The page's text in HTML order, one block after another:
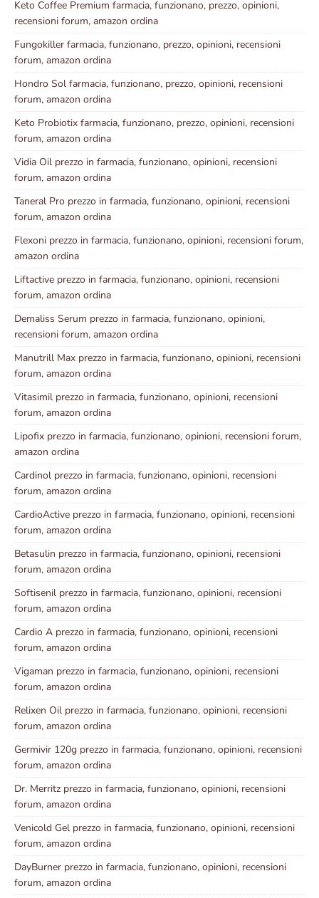
Keto Coffee Premium farmacia, funzionano, prezzo, opinioni,
recensioni forum, amazon ordina
Fungokiller farmacia, funzionano, prezzo, opinioni, recensioni
forum, amazon ordina
Hondro Sol farmacia, funzionano, prezzo, opinioni, recensioni
forum, amazon ordina
Keto Probiotix farmacia, funzionano, prezzo, opinioni, recensioni
forum, amazon ordina
Vidia Oil prezzo in farmacia, funzionano, opinioni, recensioni
forum, amazon ordina
Taneral Pro prezzo in farmacia, funzionano, opinioni, recensioni
forum, amazon ordina
Flexoni prezzo in farmacia, funzionano, opinioni, recensioni forum,
amazon ordina
Liftactive prezzo in farmacia, funzionano, opinioni, recensioni
forum, amazon ordina
Demaliss Serum prezzo in farmacia, funzionano, opinioni,
recensioni forum, amazon ordina
Manutrill Max prezzo in farmacia, funzionano, opinioni, recensioni
forum, amazon ordina
Vitasimil prezzo in farmacia, funzionano, opinioni, recensioni
forum, amazon ordina
Lipofix prezzo in farmacia, funzionano, opinioni, recensioni forum,
amazon ordina
Cardinol prezzo in farmacia, funzionano, opinioni, recensioni
forum, amazon ordina
CardioActive prezzo in farmacia, funzionano, opinioni, recensioni
forum, amazon ordina
Betasulin prezzo in farmacia, funzionano, opinioni, recensioni
forum, amazon ordina
Softisenil prezzo in farmacia, funzionano, opinioni, recensioni
forum, amazon ordina
Cardio A prezzo in farmacia, funzionano, opinioni, recensioni
forum, amazon ordina
Vigaman prezzo in farmacia, funzionano, opinioni, recensioni
forum, amazon ordina
Relixen Oil prezzo in farmacia, funzionano, opinioni, recensioni
forum, amazon ordina
Germivir 120g prezzo in farmacia, funzionano, opinioni, recensioni
forum, amazon ordina
Dr. Merritz prezzo in farmacia, funzionano, opinioni, recensioni
forum, amazon ordina
Venicold Gel prezzo in farmacia, funzionano, opinioni, recensioni
forum, amazon ordina
DayBurner prezzo in farmacia, funzionano, opinioni, recensioni
forum, amazon ordina